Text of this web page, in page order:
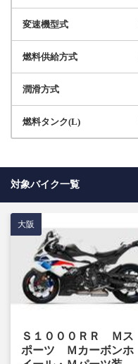
変速機型式
燃料供給方式
潤滑方式
燃料タンク(L)
対象バイク一覧
Ｓ１０００ＲＲ Ｍス
ポーツ Ｍカーボンホ
大阪